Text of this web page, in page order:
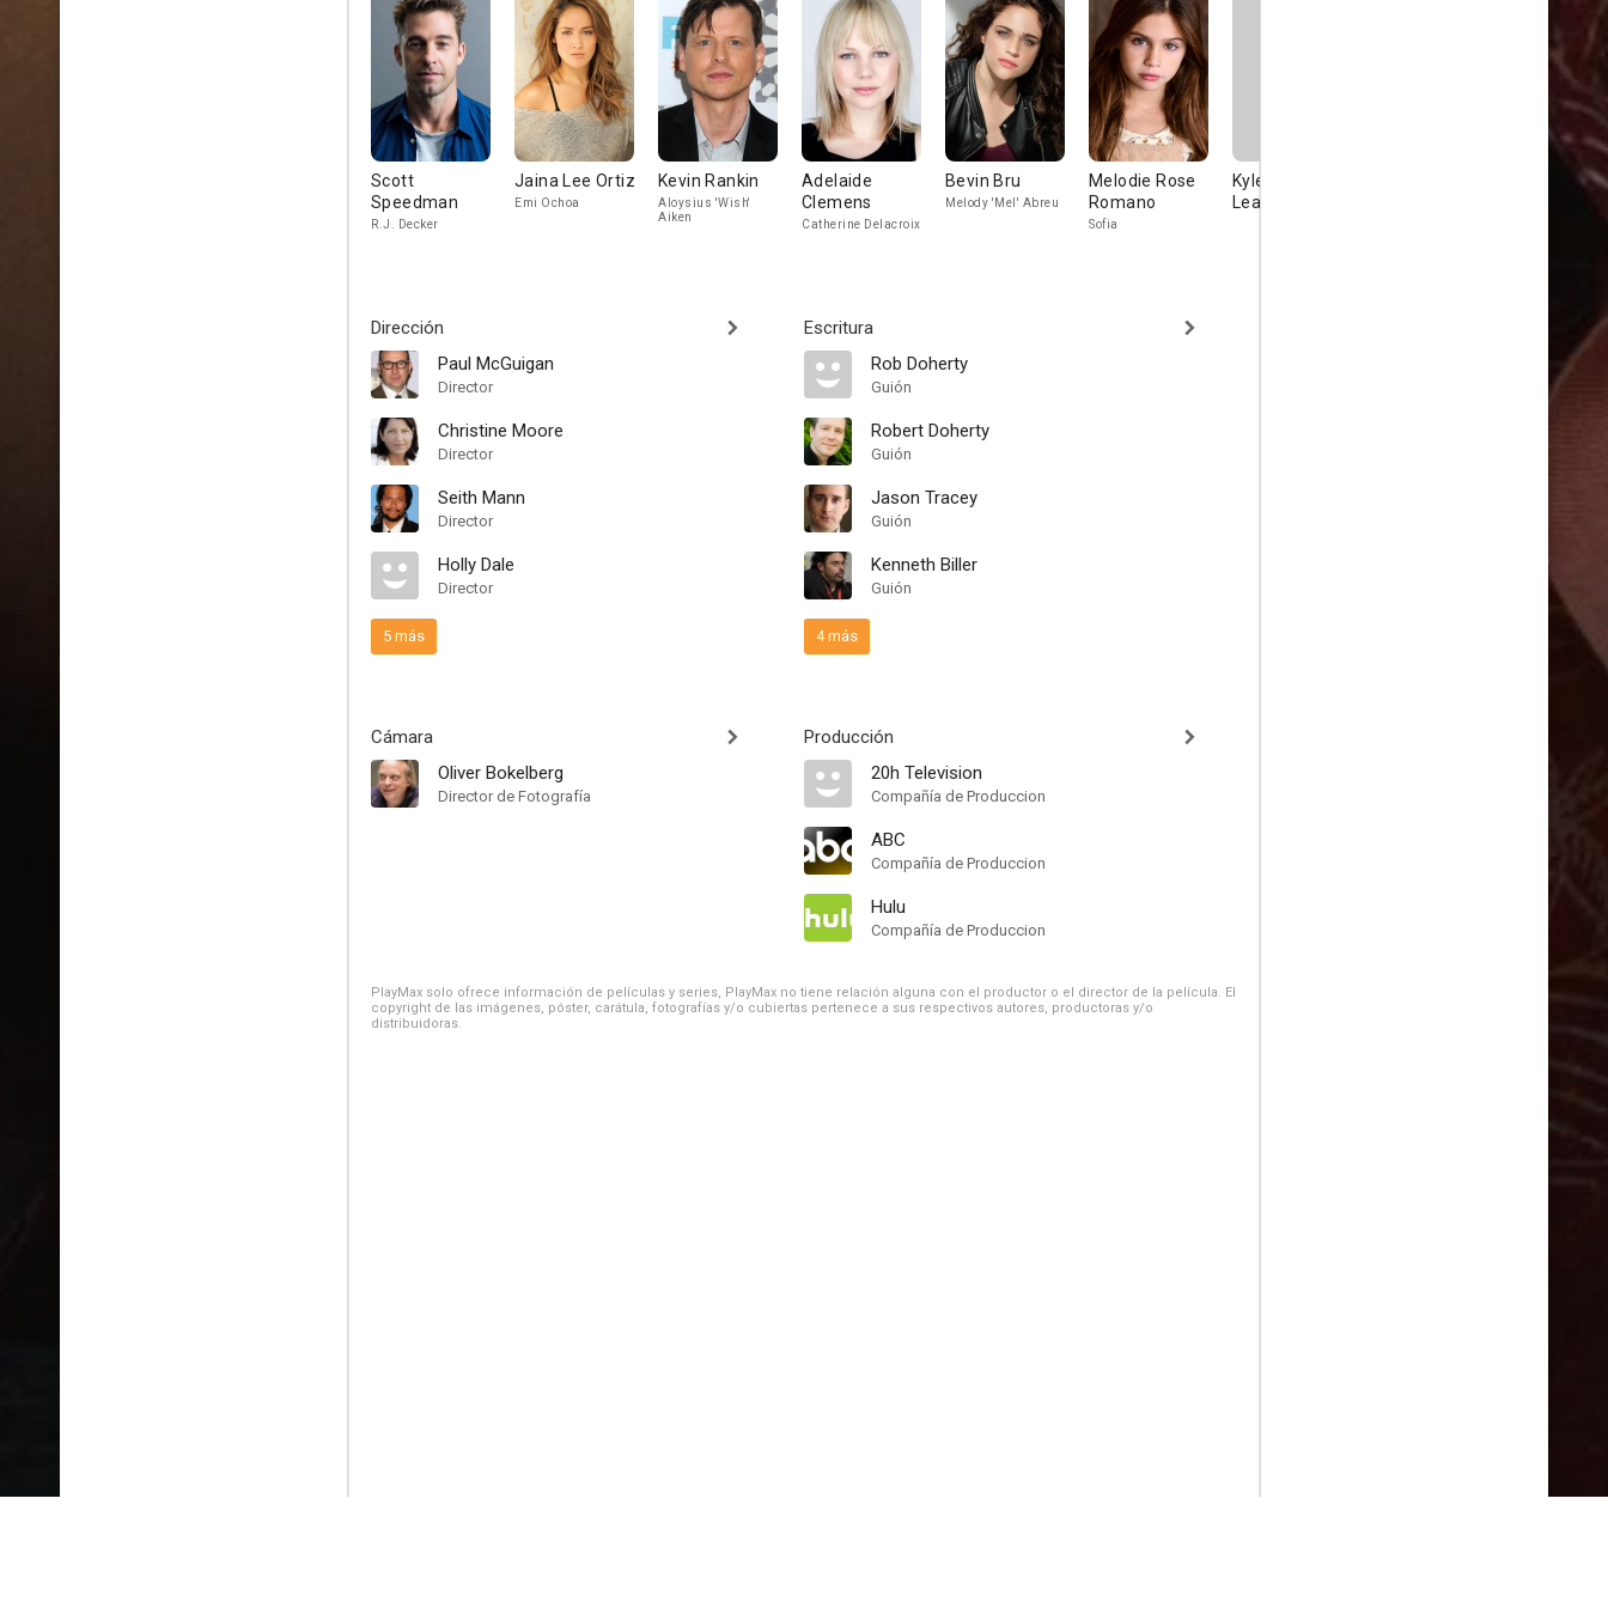
Scott
Speedman
R.J. Decker
Jaina Lee Ortiz
Emi Ochoa
Kevin Rankin
Aloysius 'Wish'
Aiken
Adelaide
Clemens
Catherine Delacroix
Bevin Bru
Melody 'Mel' Abreu
Melodie Rose
Romano
Sofia
Kyle
Leatherberry
Scott
Dirección
Paul McGuigan
Director
Christine Moore
Director
Seith Mann
Director
Holly Dale
Director
5 más
Cámara
Oliver Bokelberg
Director de Fotografía
Escritura
Rob Doherty
Guión
Robert Doherty
Guión
Jason Tracey
Guión
Kenneth Biller
Guión
4 más
Producción
20h Television
Compañía de Produccion
ABC
Compañía de Produccion
Hulu
Compañía de Produccion
PlayMax solo ofrece información de películas y series, PlayMax no tiene relación alguna con el productor o el director de la película. El
copyright de las imágenes, póster, carátula, fotografías y/o cubiertas pertenece a sus respectivos autores, productoras y/o
distribuidoras.